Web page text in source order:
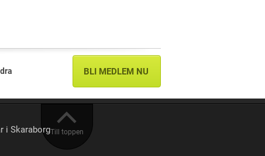
BLI MEDLEM NU
Till toppen
i Skaraborg